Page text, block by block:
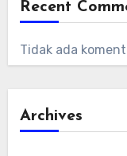
Recent
Tidak ada
Archives